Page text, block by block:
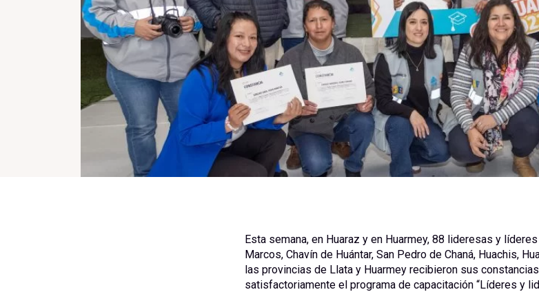
Esta semana, en Huaraz y en Huarmey, 88 lideresas y
Marcos, Chavín de Huántar, San Pedro de Chaná, Huachis,
las provincias de Llata y Huarmey recibieron sus
satisfactoriamente el programa de capacitación “Líderes y